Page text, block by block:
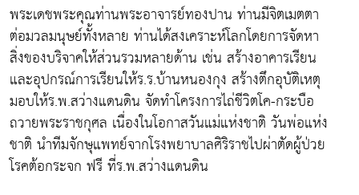
พระเดชพระคุณท่านพระอาจารย์ทองปาน ท่านมีจิตเมตตา
ต่อมวลมนุษย์ทั้งหลาย ท่านได้สงเคราะห์โลกโดยการจัดหา
สิ่งของบริจาคให้ส่วนรวมหลายด้าน เช่น สร้างอาคารเรียน
และอุปกรณ์การเรียนให้ร.ร.บ้านหนองกุง สร้างตึกอุบัติเหตุ
มอบให้ร.พ.สว่างแดนดิน จัดทำโครงการไถ่ชีวิตโค-กระบือ
ถวายพระราชกุศล เนื่องในโอกาสวันแม่แห่งชาติ วันพ่อแห่ง
ชาติ นำทีมจักษุแพทย์จากโรงพยาบาลศิริราชไปผ่าตัดผู้ป่วย
โรคต้อกระจก ฟรี ที่ร.พ.สว่างแดนดิน